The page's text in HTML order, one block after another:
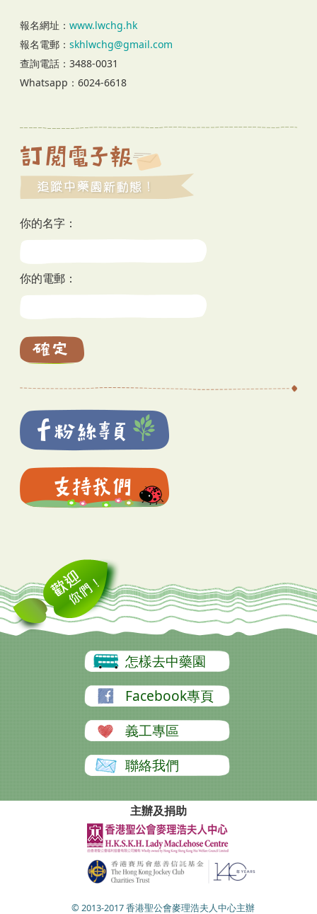
報名網址： www.lwchg.hk
報名電郵： skhlwchg@gmail.com
查詢電話：3488-0031
Whatsapp：6024-6618
你的名字：
你的電郵：
怎樣去中藥園
Facebook專頁
義工專區
聯絡我們
主辦及捐助
© 2013-2017 香港聖公會麥理浩夫人中心主辦